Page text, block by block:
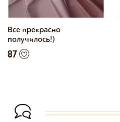
Все прекрасно
получилось!)
87